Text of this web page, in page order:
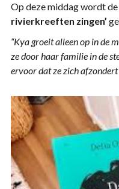
Op deze middag wordt
rivierkreeften zingen’
“Kya groeit alleen op in de
ze door haar familie in de
ervoor dat ze zich afzondert